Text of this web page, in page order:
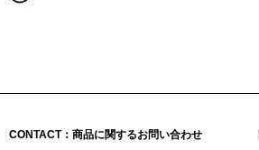
CONTACT：商品に関するお問い合わせ